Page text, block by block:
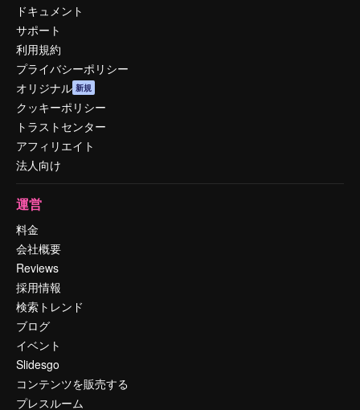
ドキュメント
サポート
利用規約
プライバシーポリシー
オリジナル 新規
クッキーポリシー
トラストセンター
アフィリエイト
法人向け
運営
料金
会社概要
Reviews
採用情報
検索トレンド
ブログ
イベント
Slidesgo
コンテンツを販売する
プレスルーム